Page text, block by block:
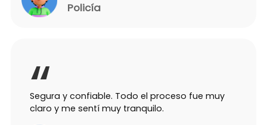
Policía
Segura y confiable. Todo el proceso fue muy
claro y me sentí muy tranquilo.